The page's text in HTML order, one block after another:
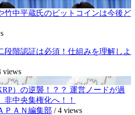
竹中平蔵氏のビットコインは今後ど
段階認証は必須！仕組みを理解しよ
views
）の逆襲！？？ 運営ノードが過
非中央集権化へ！！
ＰＡＮ編集部 /4 views